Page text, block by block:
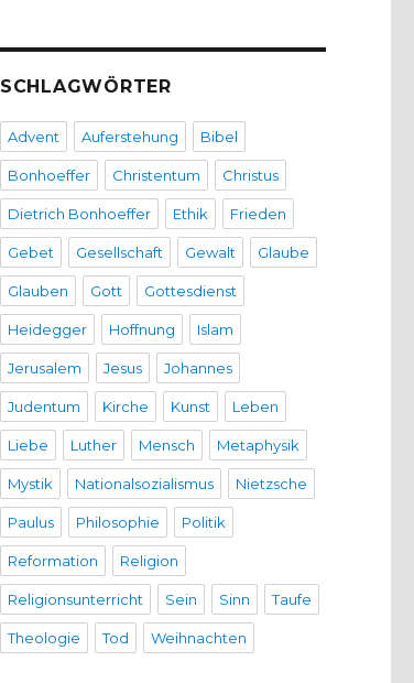
SCHLAGWÖRTER
Advent Auferstehung Bibel
Bonhoeffer Christentum Christus
Dietrich Bonhoeffer Ethik Frieden
Gebet Gesellschaft Gewalt Glaube
Glauben Gott Gottesdienst
Heidegger Hoffnung Islam
Jerusalem Jesus Johannes
Judentum Kirche Kunst Leben
Liebe Luther Mensch Metaphysik
Mystik Nationalsozialismus Nietzsche
Paulus Philosophie Politik
Reformation Religion
Religionsunterricht Sein Sinn Taufe
Theologie Tod Weihnachten